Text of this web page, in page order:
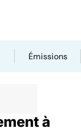
Émissions
à